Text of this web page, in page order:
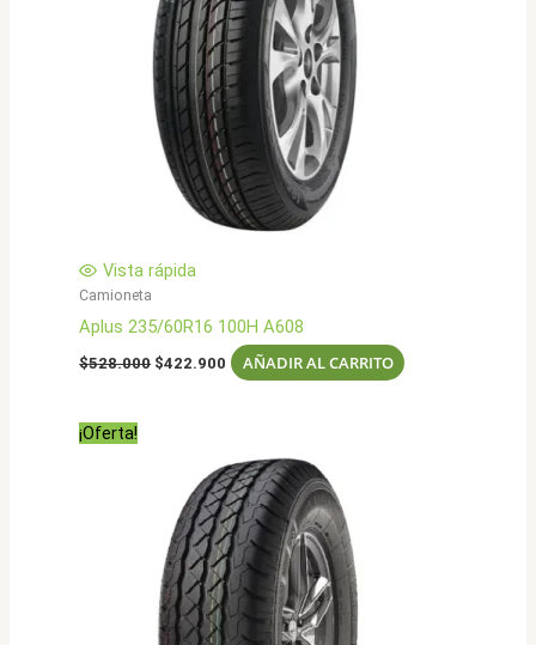
Vista rápida
Camioneta
Aplus 235/60R16 100H A608
$528.000 El
$422.900 El
precio
AÑADIR AL CARRITO
¡Oferta!